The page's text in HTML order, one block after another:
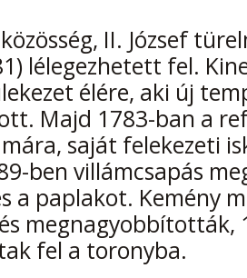
II. József
lélegezhetett fel.
élére, aki új
Majd 1783-ban a
saját felekezeti
ben villámcsapás
a paplakot. Kemény
megnagyobbították,
fel a toronyba.